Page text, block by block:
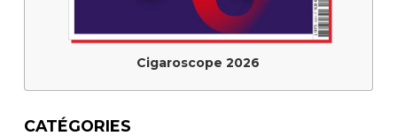
Cigaroscope 2026
CATÉGORIES